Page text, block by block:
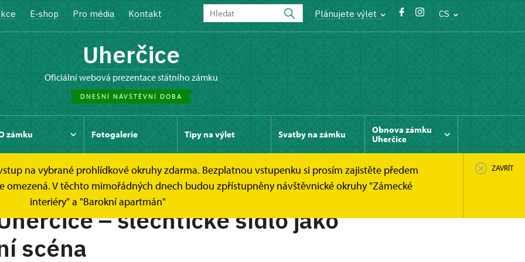
E-shop Pro média Kontakt Plánujete výlet CS
Uherčice
oficiální webová prezentace státního zámku
DNEŠNÍ NÁVŠTĚVNÍ DOBA
zámku Fotogalerie Tipy na výlet Svatby na zámku
Obnova zámku
Uherčice
na vybrané prohlídkové okruhy zdarma. Bezplatnou vstupenku si prosím zajistěte předem
V těchto mimořádných dnech budou zpřístupněny návštěvnické okruhy "Zámecké
interiéry" a "Barokní apartmán"
ZAVŘÍT
– šlechtické sídlo jako
scéna